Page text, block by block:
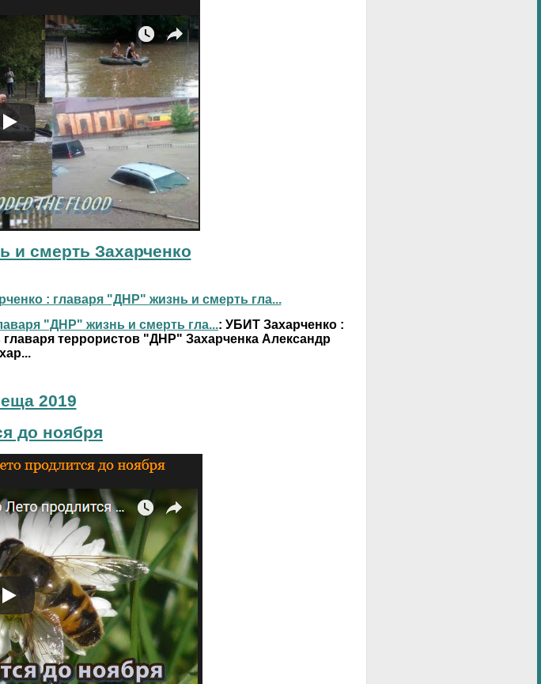
и смерть Захарченко
: главаря "ДНР" жизнь и смерть гла...
"ДНР" жизнь и смерть гла...: УБИТ Захарченко :
террористов "ДНР" Захарченка Александр
2019
до ноября